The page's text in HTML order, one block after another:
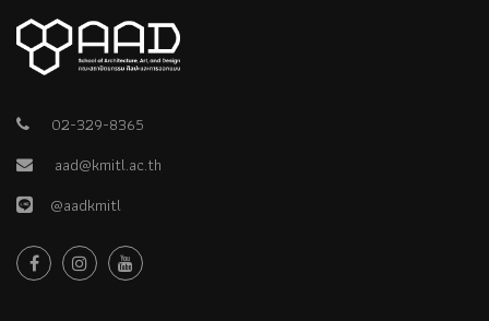
02-329-8365
aad@kmitl.ac.th
@aadkmitl